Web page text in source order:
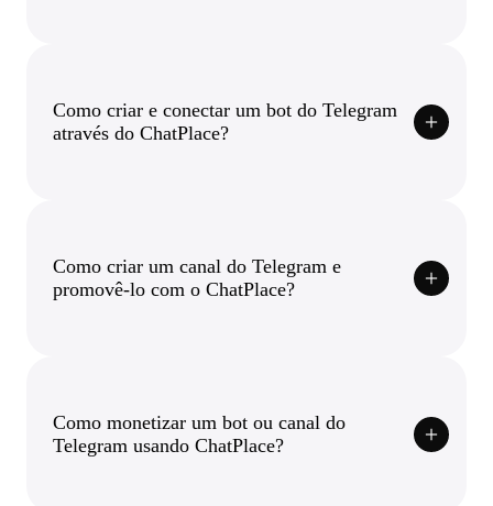
Como criar e conectar um bot do Telegram
através do ChatPlace?
Como criar um canal do Telegram e
promovê-lo com o ChatPlace?
Como monetizar um bot ou canal do
Telegram usando ChatPlace?